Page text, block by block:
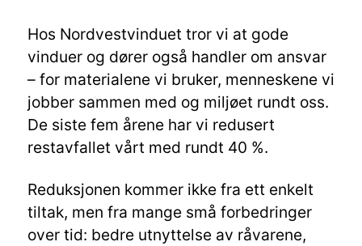
Hos Nordvestvinduet tror vi at gode
vinduer og dører også handler om ansvar
– for materialene vi bruker, menneskene vi
jobber sammen med og miljøet rundt oss.
De siste fem årene har vi redusert
restavfallet vårt med rundt 40 %.
Reduksjonen kommer ikke fra ett enkelt
tiltak, men fra mange små forbedringer
over tid: bedre utnyttelse av råvarene,